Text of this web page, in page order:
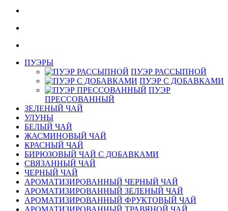
ПУЭРЫ
ПУЭР РАССЫПНОЙ
ПУЭР С ДОБАВКАМИ
ПУЭР
ПРЕССОВАННЫЙ
ЗЕЛЕНЫЙ ЧАЙ
УЛУНЫ
БЕЛЫЙ ЧАЙ
ЖАСМИНОВЫЙ ЧАЙ
КРАСНЫЙ ЧАЙ
БИРЮЗОВЫЙ ЧАЙ С ДОБАВКАМИ
СВЯЗАННЫЙ ЧАЙ
ЧЕРНЫЙ ЧАЙ
АРОМАТИЗИРОВАННЫЙ ЧЕРНЫЙ ЧАЙ
АРОМАТИЗИРОВАННЫЙ ЗЕЛЕНЫЙ ЧАЙ
АРОМАТИЗИРОВАННЫЙ ФРУКТОВЫЙ ЧАЙ
АРОМАТИЗИРОВАННЫЙ ТРАВЯНОЙ ЧАЙ